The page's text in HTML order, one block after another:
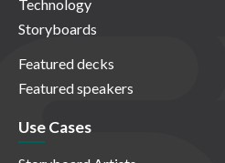
Technology
Storyboards
Featured decks
Featured speakers
Use Cases